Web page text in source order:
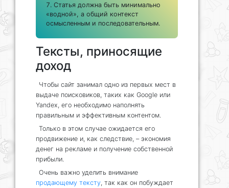
Статья должна быть минимально
«водной», а общий контекст
осмысленным и последовательным.
Тексты, приносящие
доход
Чтобы сайт занимал одно из первых мест в
выдаче поисковиков, таких как Google или
Yandex, его необходимо наполнять
правильным и эффективным контентом.
Только в этом случае ожидается его
продвижение и, как следствие, – экономия
денег на рекламе и получение собственной
прибыли.
Очень важно уделить внимание
продающему тексту, так как он побуждает